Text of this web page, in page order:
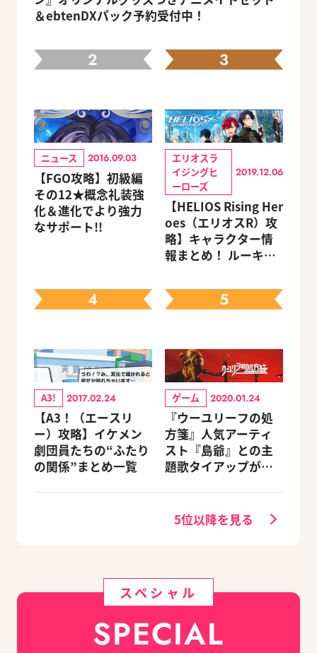
＆ebtenDXパック予約受付中！
2
ニュース 2016.09.03
【FGO攻略】初級編
その12★概念礼装強
化＆進化でより強力
なサポート!!
3
エリオスラ
イジングヒ
ーローズ
2019.12.06
【HELIOS Rising Her
oes（エリオスR）攻
略】キャラクター情
報まとめ！ ルーキ
キャラを網羅（随時
更新）
4
A3! 2017.02.24
【A3！（エースリ
ー）攻略】イケメン
劇団員たちの“ふたり
の関係”まとめ一覧
5
ゲーム 2020.01.24
『ウーユリーフの処
方箋』人気アーティ
スト『島爺』との主
題歌タイアップが決
5位以降を見る
スペシャル
SPECIAL